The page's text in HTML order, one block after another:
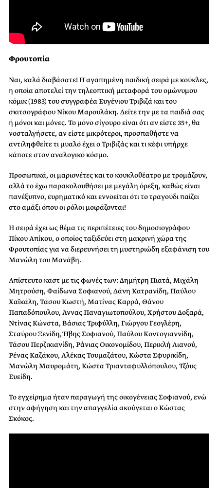
Φρουτοπία
Ναι, καλά διαβάσατε! Η αγαπημένη παιδική σειρά με κούκλες,
η οποία αποτελεί την τηλεοπτική μεταφορά του ομώνυμου
κόμικ (1983) του συγγραφέα Ευγένιου Τριβιζά και του
σκιτσογράφου Νίκου Μαρουλάκη. Δείτε την με τα παιδιά σας
ή μόνοι και μόνες. Το μόνο σίγουρο είναι ότι αν είστε 35+, θα
νοσταλγήσετε, αν είστε μικρότεροι, προσπαθήστε να
αντιληφθείτε τι μυαλό έχει ο Τριβιζάς και τι κέφι υπήρχε
κάποτε στον αναλογικό κόσμο.
Προσωπικά, οι μαριονέτες και το κουκλοθέατρο με τρομάζουν,
αλλά το έχω παρακολουθήσει με μεγάλη όρεξη, καθώς είναι
πανέξυπνο, ευρηματικό και εννοείται ότι το τραγούδι παίζει
στο αμάξι όπου οι ρόλοι μοιράζονται!
Η σειρά έχει ως θέμα τις περιπέτειες του δημοσιογράφου
Πίκου Απίκου, ο οποίος ταξιδεύει στη μακρινή χώρα της
Φρουτοπίας για να διερευνήσει τη μυστηριώδη εξαφάνιση του
Μανώλη του Μανάβη.
Απίστευτο καστ με τις φωνές των: Δημήτρη Πιατά, Μιχάλη
Μητρούση, Φαίδωνα Σοφιανού, Δάνη Κατρανίδη, Παύλου
Χαϊκάλη, Τάσου Κωστή, Ματίνας Καρρά, Θάνου
Παπαδόπουλου, Άννας Παναγιωτοπούλου, Χρήστου Δοξαρά,
Ντίνας Κώνστα, Βάσιας Τριφύλλη, Γιώργου Γεογλέρη,
Σταύρου Ξενίδη, Ήβης Σοφιανού, Παύλου Κοντογιαννίδη,
Τάσου Περζικιανίδη, Ράνιας Οικονομίδου, Περικλή Λιανού,
Ρένας Καζάκου, Αλέκας Τουμαζάτου, Κώστα Σφυρικίδη,
Μανώλη Μαυρομάτη, Κώστα Τριανταφυλλόπουλου, Τζόυς
Ευείδη.
Το εγχείρημα ήταν παραγωγή της οικογένειας Σοφιανού, ενώ
στην αφήγηση και την απαγγελία ακούγεται ο Κώστας
Σκόκος.